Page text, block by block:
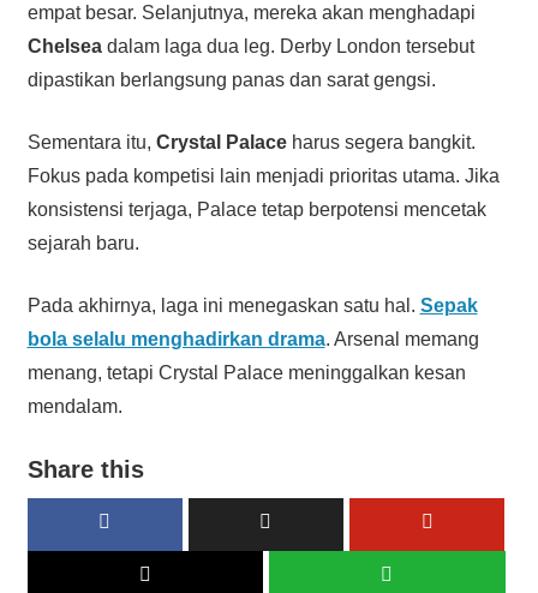
empat besar. Selanjutnya, mereka akan menghadapi
Chelseadalam laga dua leg. Derby London tersebut
dipastikan berlangsung panas dan sarat gengsi.
Sementara itu, Crystal Palaceharus segera bangkit.
Fokus pada kompetisi lain menjadi prioritas utama. Jika
konsistensi terjaga, Palace tetap berpotensi mencetak
sejarah baru.
Pada akhirnya, laga ini menegaskan satu hal. Sepak
bola selalu menghadirkan drama. Arsenal memang
menang, tetapi Crystal Palace meninggalkan kesan
mendalam.
Share this